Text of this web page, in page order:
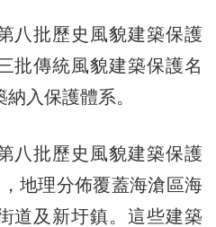
批歷史風貌建築保護
批傳統風貌建築保護名
入保護體系。
批歷史風貌建築保護
地理分佈覆蓋海滄區海
道及新圩鎮。這些建築